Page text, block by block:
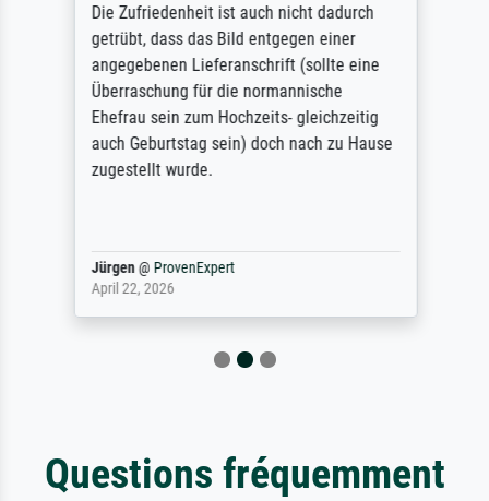
Die Zufriedenheit ist auch nicht dadurch
getrübt, dass das Bild entgegen einer
angegebenen Lieferanschrift (sollte eine
Überraschung für die normannische
Ehefrau sein zum Hochzeits- gleichzeitig
auch Geburtstag sein) doch nach zu Hause
zugestellt wurde.
Jürgen@ ProvenExpert
April 22, 2026
Questions fréquemment